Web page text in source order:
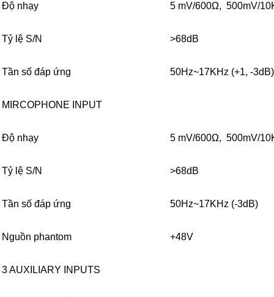
Độ nhạy 5 mV/600Ω, 500mV/
Tỷ lệ S/N >68dB
Tần số đáp ứng 50Hz~17KHz (+1, -3dB)
MIRCOPHONE INPUT
Độ nhạy 5 mV/600Ω, 500mV/
Tỷ lệ S/N >68dB
Tần số đáp ứng 50Hz~17KHz (-3dB)
Nguồn phantom +48V
3 AUXILIARY INPUTS